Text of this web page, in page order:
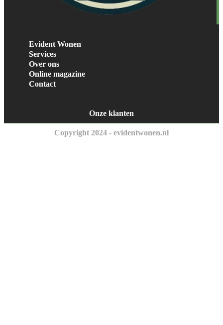
Evident Wonen
Services
Over ons
Online magazine
Contact
Onze klanten
Copyright 2024 - evidentwonen.nl